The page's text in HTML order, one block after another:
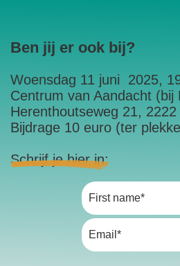
Ben jij er ook bij?
Woensdag 11 juni 2025,
Centrum van Aandacht (bij
Herenthoutseweg 21,
Bijdrage 10 euro (ter
Schrijf je hier in: